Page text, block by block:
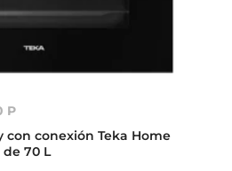
P
con conexión Teka Home
70 L